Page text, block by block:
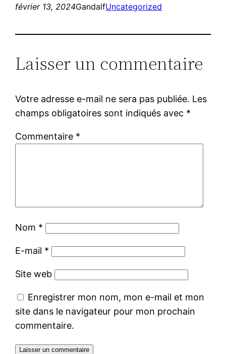
février 13, 2024GandalfUncategorized
Laisser un commentaire
Votre adresse e-mail ne sera pas publiée. Les
champs obligatoires sont indiqués avec *
Commentaire *
Nom *
E-mail *
Site web
Enregistrer mon nom, mon e-mail et mon
site dans le navigateur pour mon prochain
commentaire.